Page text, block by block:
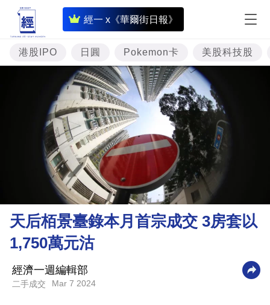
經一 x《華爾街日報》
即
時
財
經
專
題
投
資
樓
市
理
財
商
業
科
港股IPO 日圓 Pokemon卡 美股科技股
天后栢景臺錄本月首宗成交 3房套以
1,750萬元沽
經濟一週編輯部
二手成交 Mar 7 2024